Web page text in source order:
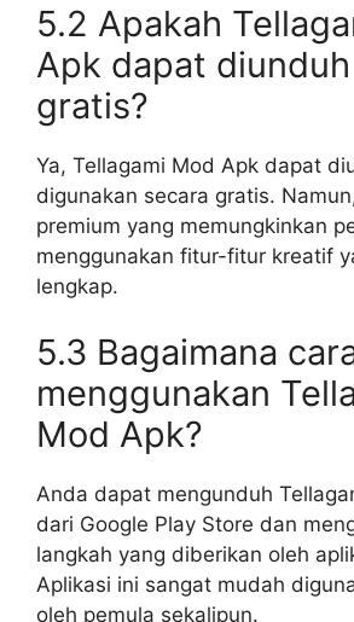
5.2 Apakah
Apk dapat
gratis?
Ya, Tellagami Mod Apk dapat
digunakan secara gratis.
premium yang memungkinkan
menggunakan fitur-fitur kreatif
lengkap.
5.3 Bagaimana
menggunakan
Mod Apk?
Anda dapat mengunduh
dari Google Play Store dan
langkah yang diberikan oleh
Aplikasi ini sangat mudah
oleh pemula sekalipun.